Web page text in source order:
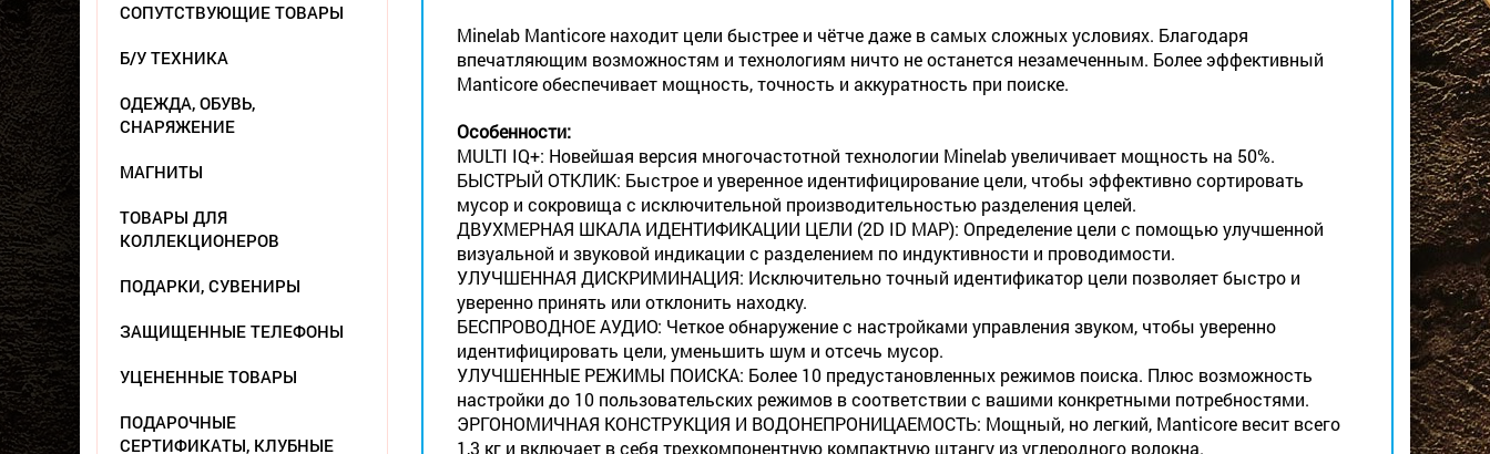
СОПУТСТВУЮЩИЕ ТОВАРЫ
Б/У ТЕХНИКА
ОДЕЖДА, ОБУВЬ,
СНАРЯЖЕНИЕ
МАГНИТЫ
ТОВАРЫ ДЛЯ
КОЛЛЕКЦИОНЕРОВ
ПОДАРКИ, СУВЕНИРЫ
ЗАЩИЩЕННЫЕ ТЕЛЕФОНЫ
УЦЕНЕННЫЕ ТОВАРЫ
ПОДАРОЧНЫЕ
СЕРТИФИКАТЫ, КЛУБНЫЕ
Minelab Manticore находит цели быстрее и чётче даже в самых сложных условиях. Благодаря
впечатляющим возможностям и технологиям ничто не останется незамеченным. Более эффективный
Manticore обеспечивает мощность, точность и аккуратность при поиске.
Особенности:
MULTI IQ+: Новейшая версия многочастотной технологии Minelab увеличивает мощность на 50%.
БЫСТРЫЙ ОТКЛИК: Быстрое и уверенное идентифицирование цели, чтобы эффективно сортировать
мусор и сокровища с исключительной производительностью разделения целей.
ДВУХМЕРНАЯ ШКАЛА ИДЕНТИФИКАЦИИ ЦЕЛИ (2D ID MAP): Определение цели с помощью улучшенной
визуальной и звуковой индикации с разделением по индуктивности и проводимости.
УЛУЧШЕННАЯ ДИСКРИМИНАЦИЯ: Исключительно точный идентификатор цели позволяет быстро и
уверенно принять или отклонить находку.
БЕСПРОВОДНОЕ АУДИО: Четкое обнаружение с настройками управления звуком, чтобы уверенно
идентифицировать цели, уменьшить шум и отсечь мусор.
УЛУЧШЕННЫЕ РЕЖИМЫ ПОИСКА: Более 10 предустановленных режимов поиска. Плюс возможность
настройки до 10 пользовательских режимов в соответствии с вашими конкретными потребностями.
ЭРГОНОМИЧНАЯ КОНСТРУКЦИЯ И ВОДОНЕПРОНИЦАЕМОСТЬ: Мощный, но легкий, Manticore весит всего
1,3 кг и включает в себя трехкомпонентную компактную штангу из углеродного волокна.